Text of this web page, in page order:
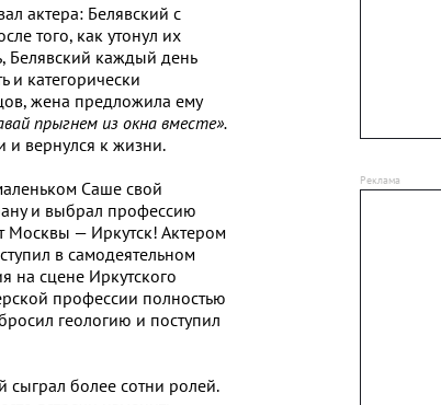
актера: Белявский с
того, как утонул их
Белявский каждый день
и категорически
жена предложила ему
прыгнем из окна вместе».
и вернулся к жизни.
Саше свой
и выбрал профессию
Москвы — Иркутск! Актером
в самодеятельном
на сцене Иркутского
профессии полностью
геологию и поступил
сыграл более сотни ролей.